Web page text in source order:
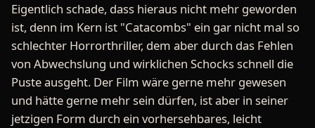
Eigentlich schade, dass hieraus nicht mehr geworden
ist, denn im Kern ist "Catacombs" ein gar nicht mal so
schlechter Horrorthriller, dem aber durch das Fehlen
von Abwechslung und wirklichen Schocks schnell die
Puste ausgeht. Der Film wäre gerne mehr gewesen
und hätte gerne mehr sein dürfen, ist aber in seiner
jetzigen Form durch ein vorhersehbares, leicht